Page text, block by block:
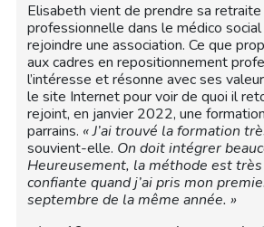
Elisabeth vient de prendre sa retraite
professionnelle dans le médico
rejoindre une association. Ce que
aux cadres en repositionnement
l’intéresse et résonne avec ses
le site Internet pour voir de quoi il
rejoint, en janvier 2022, une
parrains. « J’ai trouvé la formation
souvient-elle. On doit intégrer
Heureusement, la méthode est très
confiante quand j’ai pris mon
septembre de la même année. »